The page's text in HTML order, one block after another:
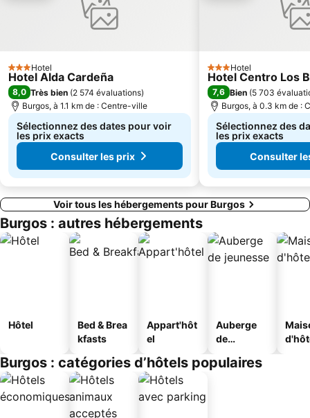
3 Étoiles
Hotel
Hotel Alda Cardeña
8,0 Très bien (2 574 évaluations)
Burgos, à 1.1 km de : Centre-ville
Sélectionnez des dates pour voir
les prix exacts
Consulter les prix
3 Étoiles
Hotel
Hotel Centro Los
7,6 Bien (5 703
Burgos, à 0.3 km de :
Sélectionnez des
les prix exacts
Consulter
Voir tous les hébergements pour Burgos
Burgos : autres hébergements
Hôtel
Bed & Brea
kfasts
Appart'hôt
el
Auberge
de
Burgos : catégories d’hôtels populaires